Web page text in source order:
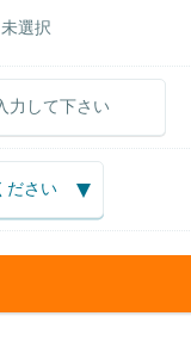
未選択